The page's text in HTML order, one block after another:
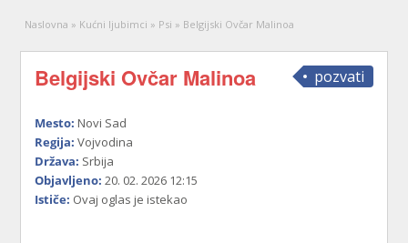
Naslovna » Kućni ljubimci » Psi » Belgijski Ovčar Malinoa
pozvati
Belgijski Ovčar Malinoa
Mesto: Novi Sad
Regija: Vojvodina
Država: Srbija
Objavljeno: 20. 02. 2026 12:15
Ističe: Ovaj oglas je istekao